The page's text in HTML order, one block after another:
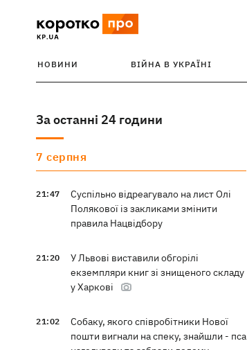
НОВИНИ ВІЙНА В УКРАЇНІ
За останні 24 години
7 серпня
21:47
Суспільно відреагувало на лист Олі
Полякової із закликами змінити
правила Нацвідбору
21:20
У Львові виставили обгорілі
екземпляри книг зі знищеного складу
у Харкові
21:02
Собаку, якого співробітники Нової
пошти вигнали на спеку, знайшли - пса